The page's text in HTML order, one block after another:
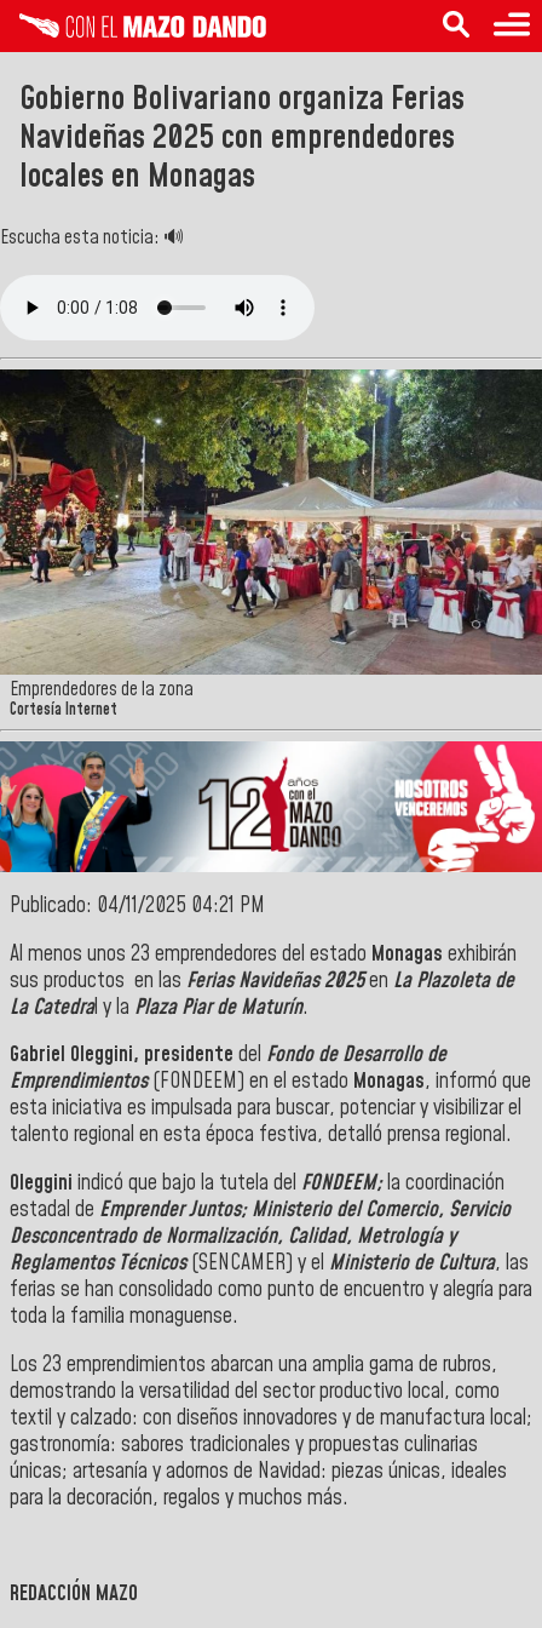
Gobierno Bolivariano organiza Ferias
Navideñas 2025 con emprendedores
locales en Monagas
Escucha esta noticia: 🔊
Emprendedores de la zona
Cortesía Internet
Publicado: 04/11/2025 04:21 PM
Al menos unos 23 emprendedores del estado Monagas exhibirán
sus productos en las Ferias Navideñas 2025en La Plazoleta de
La Catedral y la Plaza Piar de Maturín.
Gabriel Oleggini, presidente del Fondo de Desarrollo de
Emprendimientos (FONDEEM) en el estado Monagas, informó que
esta iniciativa es impulsada para buscar, potenciar y visibilizar el
talento regional en esta época festiva, detalló prensa regional.
Oleggini indicó que bajo la tutela del FONDEEM;la coordinación
estadal de Emprender Juntos; Ministerio del Comercio, Servicio
Desconcentrado de Normalización, Calidad, Metrología y
Reglamentos Técnicos(SENCAMER) y el Ministerio de Cultura, las
ferias se han consolidado como punto de encuentro y alegría para
toda la familia monaguense.
Los 23 emprendimientos abarcan una amplia gama de rubros,
demostrando la versatilidad del sector productivo local, como
textil y calzado: con diseños innovadores y de manufactura local;
gastronomía: sabores tradicionales y propuestas culinarias
únicas; artesanía y adornos de Navidad: piezas únicas, ideales
para la decoración, regalos y muchos más.
REDACCIÓN MAZO